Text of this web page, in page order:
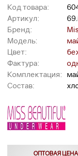
Код товара:
Артикул:
Бренд:
Модель:
Цвет:
Фактура:
Комплектация:
Состав:
ОПТОВАЯ ЦЕНА